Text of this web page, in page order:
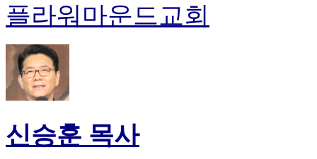
플라워마운드교회
신승훈 목사